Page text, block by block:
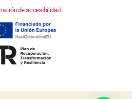
de accesibilidad